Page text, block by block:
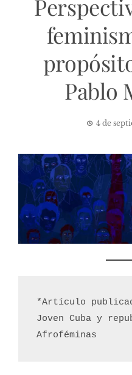
Pablo
4 de
*Artículo
Joven Cuba y
Afroféminas